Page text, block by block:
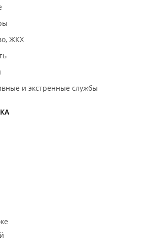
ЖКХ
и экстренные службы